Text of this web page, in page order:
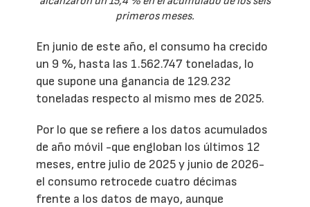
primeros meses.
En junio de este año, el consumo ha crecido
un 9 %, hasta las 1.562.747 toneladas, lo
que supone una ganancia de 129.232
toneladas respecto al mismo mes de 2025.
Por lo que se refiere a los datos acumulados
de año móvil -que engloban los últimos 12
meses, entre julio de 2025 y junio de 2026-
el consumo retrocede cuatro décimas
frente a los datos de mayo, aunque